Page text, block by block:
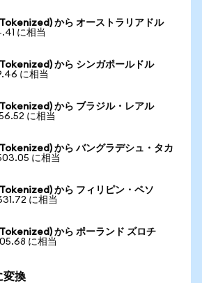
から オーストラリアドル
に相当
から シンガポールドル
に相当
から ブラジル・レアル
に相当
から バングラデシュ・タカ
に相当
から フィリピン・ペソ
に相当
から ポーランド ズロチ
に相当
変換